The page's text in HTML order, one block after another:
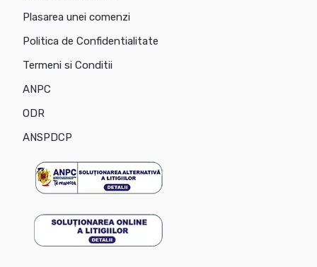
Plasarea unei comenzi
Politica de Confidentialitate
Termeni si Conditii
ANPC
ODR
ANSPDCP